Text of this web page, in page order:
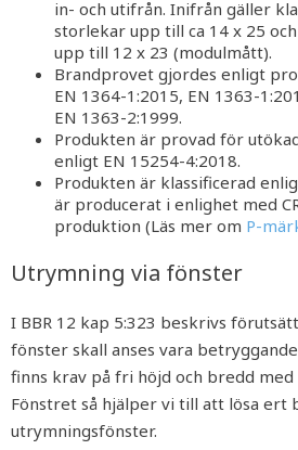
in- och utifrån. Inifrån gäller
storlekar upp till ca 14 x 25
upp till 12 x 23 (modulmått).
Brandprovet gjordes enligt
EN 1364-1:2015, EN 1363-
EN 1363-2:1999.
Produkten är provad för
enligt EN 15254-4:2018.
Produkten är klassificerad
är producerat i enlighet med
produktion (Läs mer om P-
Utrymning via fönster
I BBR 12 kap 5:323 beskrivs
fönster skall anses vara
finns krav på fri höjd och bredd
Fönstret så hjälper vi till att lösa ert
utrymningsfönster.